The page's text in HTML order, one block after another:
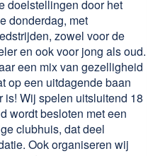
doelstellingen door het
donderdag, met
zowel voor de
en ook voor jong als oud.
een mix van gezelligheid
op een uitdagende baan
Wij spelen uitsluitend 18
wordt besloten met een
clubhuis, dat deel
Ook organiseren wij